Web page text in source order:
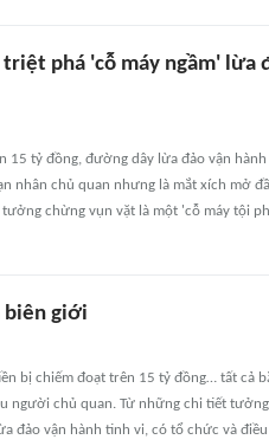
phá 'cỗ máy ngầm' lừa
15 tỷ đồng, đường dây lừa đảo vận
nhân chủ quan nhưng là mắt xích mở
chừng vụn vặt là một 'cỗ máy tội
biên giới
bị chiếm đoạt trên 15 tỷ đồng… tất cả
người chủ quan. Từ những chi tiết
đảo vận hành tinh vi, có tổ chức và